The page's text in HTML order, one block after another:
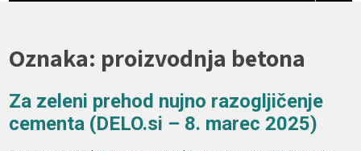
Oznaka: proizvodnja betona
Za zeleni prehod nujno razogljičenje
cementa (DELO.si – 8. marec 2025)